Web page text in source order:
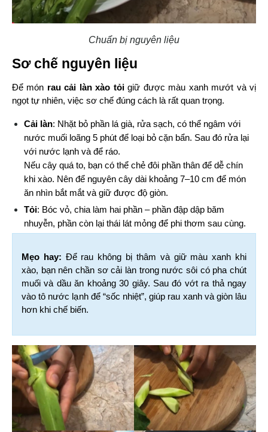
Chuẩn bị nguyên liệu
Sơ chế nguyên liệu
Để món rau cải làn xào tỏi giữ được màu xanh mướt và vị
ngọt tự nhiên, việc sơ chế đúng cách là rất quan trọng.
Cải làn: Nhặt bỏ phần lá già, rửa sạch, có thể ngâm với
nước muối loãng 5 phút để loại bỏ cặn bẩn. Sau đó rửa lại
với nước lạnh và để ráo.
Nếu cây quá to, bạn có thể chẻ đôi phần thân để dễ chín
khi xào. Nên để nguyên cây dài khoảng 7–10 cm để món
ăn nhìn bắt mắt và giữ được độ giòn.
Tỏi: Bóc vỏ, chia làm hai phần – phần đập dập băm
nhuyễn, phần còn lại thái lát mỏng để phi thơm sau cùng.
Mẹo hay: Để rau không bị thâm và giữ màu xanh khi
xào, bạn nên chần sơ cải làn trong nước sôi có pha chút
muối và dầu ăn khoảng 30 giây. Sau đó vớt ra thả ngay
vào tô nước lạnh để “sốc nhiệt”, giúp rau xanh và giòn lâu
hơn khi chế biến.